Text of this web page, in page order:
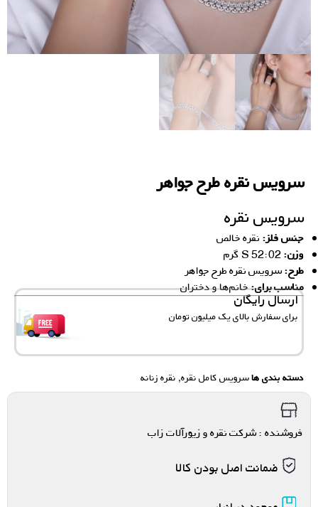
سرویس نقره طرح جواهر
سرویس نقره
جنس فلز: نقره خالص
وزن:52:02 S‌ گرم
طرح:سرویس نقره طرح جواهر
مناسب برای:خانم‌ها و دختران
ارسال رایگان
برای سفارش‌ بالای یک میلیون تومان
دسته بندی هاسرویس کامل نقره, نقره زنانه
فروشنده : شرکت نقره و زیورآلات زاب
ضمانت اصل بودن کالا